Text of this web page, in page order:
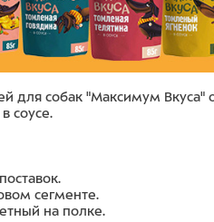
для собак "Максимум
соусе.
сегменте.
на полке.